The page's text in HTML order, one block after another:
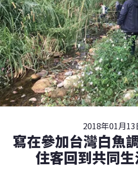
2018年01月13
寫在參加台灣白魚
住客回到共同